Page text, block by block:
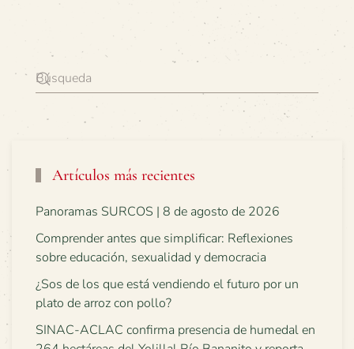
Artículos más recientes
Panoramas SURCOS | 8 de agosto de 2026
Comprender antes que simplificar: Reflexiones
sobre educación, sexualidad y democracia
¿Sos de los que está vendiendo el futuro por un
plato de arroz con pollo?
SINAC-ACLAC confirma presencia de humedal en